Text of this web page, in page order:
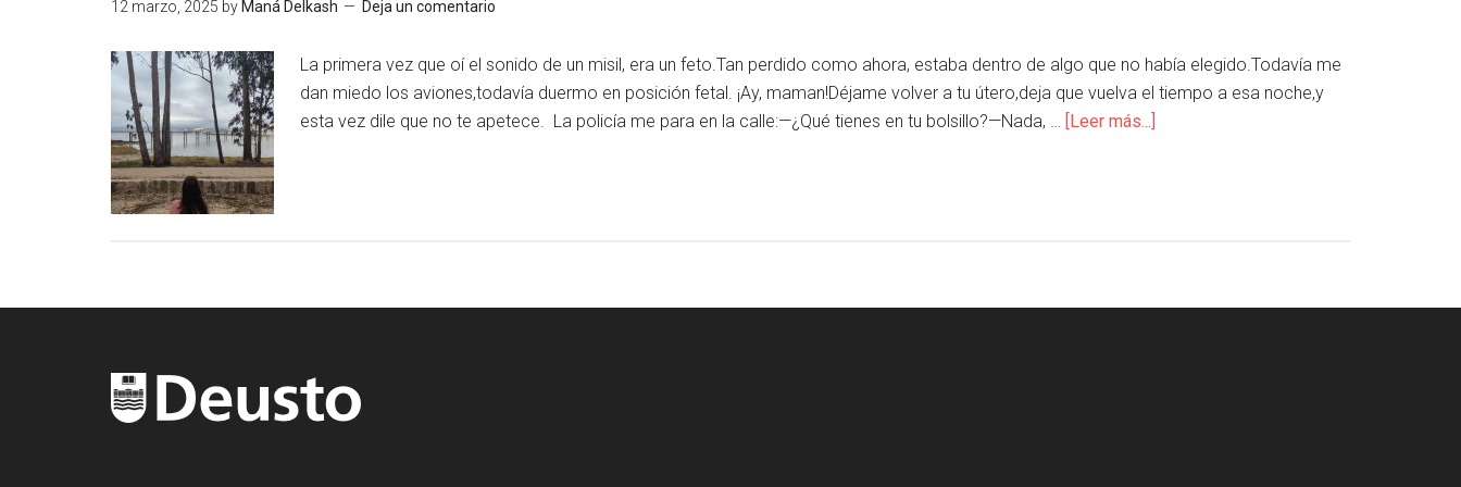
12 marzo, 2025 by Maná Delkash Deja un comentario
La primera vez que oí el sonido de un misil, era un feto.Tan perdido como ahora, estaba dentro de algo que no había elegido.Todavía me
dan miedo los aviones,todavía duermo en posición fetal. ¡Ay, maman!Déjame volver a tu útero,deja que vuelva el tiempo a esa noche,y
esta vez dile que no te apetece. La policía me para en la calle:—¿Qué tienes en tu bolsillo?—Nada, … [Leer más...]